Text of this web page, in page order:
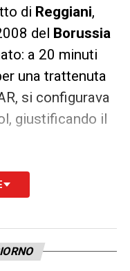
di Reggiani,
del
Borussia
a 20 minuti
una trattenuta
si configurava
giustificando il
13 minuti
dovuto
comunque
dalsecondo gol